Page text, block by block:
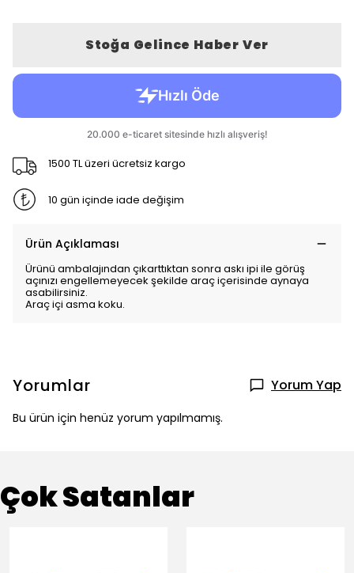
Stoğa Gelince Haber Ver
1500 TL üzeri ücretsiz kargo
10 gün içinde iade değişim
Ürün Açıklaması
Ürünü ambalajından çıkarttıktan sonra askı ipi ile görüş
açınızı engellemeyecek şekilde araç içerisinde aynaya
asabilirsiniz.
Araç içi asma koku.
Yorumlar Yorum Yap
Bu ürün için henüz yorum yapılmamış.
Çok Satanlar